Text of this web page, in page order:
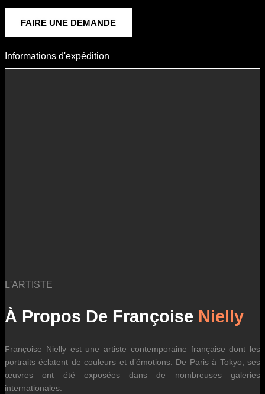
FAIRE UNE DEMANDE
Informations D'expédition
Informations d'expédition
L'ARTISTE
À Propos De Françoise Nielly
Françoise Nielly est une artiste contemporaine française dont les
portraits éclatent de couleurs et d’émotions. De Paris à Tokyo, ses
œuvres ont été exposées dans de nombreuses galeries
internationales.